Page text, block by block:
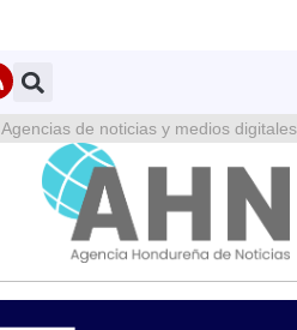
Agencias de noticias y medios digitales